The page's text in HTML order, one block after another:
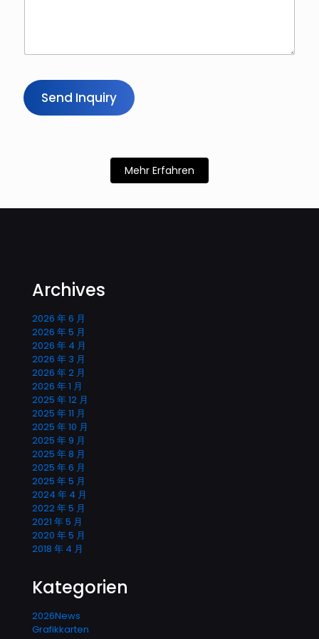
U
t
e
r
Send Inquiry
Mehr Erfahren
Archives
2026 年 6 月
2026 年 5 月
2026 年 4 月
2026 年 3 月
2026 年 2 月
2026 年 1 月
2025 年 12 月
2025 年 11 月
2025 年 10 月
2025 年 9 月
2025 年 8 月
2025 年 6 月
2025 年 5 月
2024 年 4 月
2022 年 5 月
2021 年 5 月
2020 年 5 月
2018 年 4 月
Kategorien
2026News
Grafikkarten